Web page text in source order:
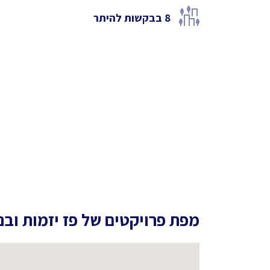
8 בבקשות להיתר
מפת פרויקטים של פז יזמות